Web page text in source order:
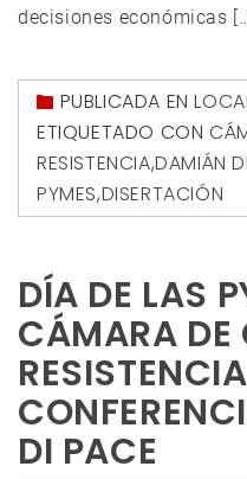
decisiones económicas
PUBLICADA EN
ETIQUETADO CON
RESISTENCIA,DAMIÁN
PYMES,DISERTACIÓN
DÍA DE LAS
CÁMARA DE
DI PACE